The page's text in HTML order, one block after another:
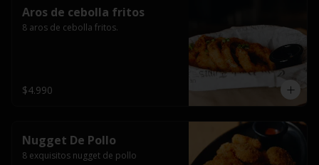
Aros de cebolla fritos
8 aros de cebolla fritos.
$4.990
Nugget De Pollo
8 exquisitos nugget de pollo